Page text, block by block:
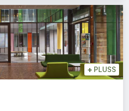
+ PLUSS